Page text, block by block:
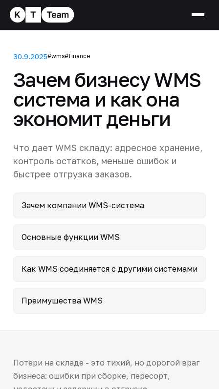
30.9.2025#wms#finance
Зачем бизнесу WMS
система и как она
экономит деньги
Что дает WMS складу: адресное хранение,
контроль остатков, меньше ошибок и
быстрее отгрузка заказов.
Зачем компании WMS-система
Основные функции WMS
Как WMS соединяется с другими системами
Преимущества WMS
Потери на складе - это тихий, но дорогой враг
бизнеса: ошибки при сборке, пересорт,